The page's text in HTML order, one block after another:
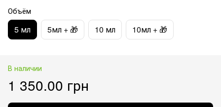
Объём
5 мл 5мл + 🎁 10 мл 10мл + 🎁
В наличии
1 350.00 грн